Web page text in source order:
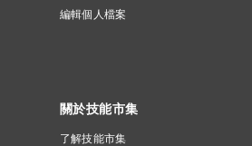
編輯個人檔案
關於技能市集
了解技能市集